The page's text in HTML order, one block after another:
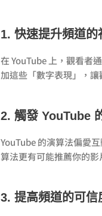
1. 快速提升頻道的
在 YouTube 上，觀看者
加這些「數字表現」，
2. 觸發 YouTube
YouTube 的演算法偏愛
算法更有可能推薦你的
3. 提高頻道的可信